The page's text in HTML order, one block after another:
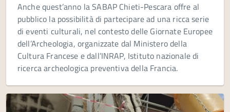
Anche quest’anno la SABAP Chieti-Pescara offre al
pubblico la possibilità di partecipare ad una ricca serie
di eventi culturali, nel contesto delle Giornate Europee
dell’Archeologia, organizzate dal Ministero della
Cultura Francese e dall’INRAP, Istituto nazionale di
ricerca archeologica preventiva della Francia.